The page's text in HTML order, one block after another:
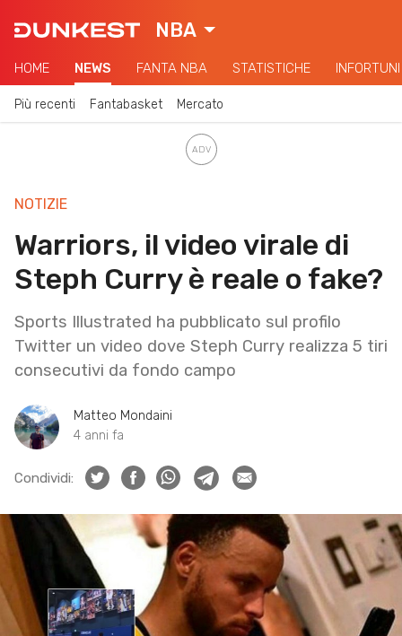
NBA
HOME NEWS FANTA NBA STATISTICHE INFORTUNI
Più recenti Fantabasket Mercato
NOTIZIE
Warriors, il video virale di
Steph Curry è reale o fake?
Sports Illustrated ha pubblicato sul profilo
Twitter un video dove Steph Curry realizza 5 tiri
consecutivi da fondo campo
Matteo Mondaini
4 anni fa
Condividi: